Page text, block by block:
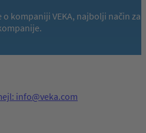
kompaniji VEKA, najbolji način za
info@veka.com